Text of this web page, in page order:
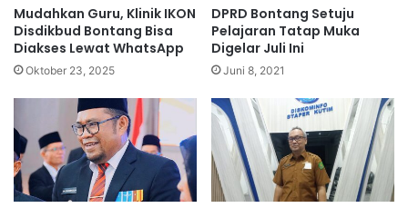
Mudahkan Guru, Klinik IKON
Disdikbud Bontang Bisa
Diakses Lewat WhatsApp
Oktober 23, 2025
DPRD Bontang Setuju
Pelajaran Tatap Muka
Digelar Juli Ini
Juni 8, 2021